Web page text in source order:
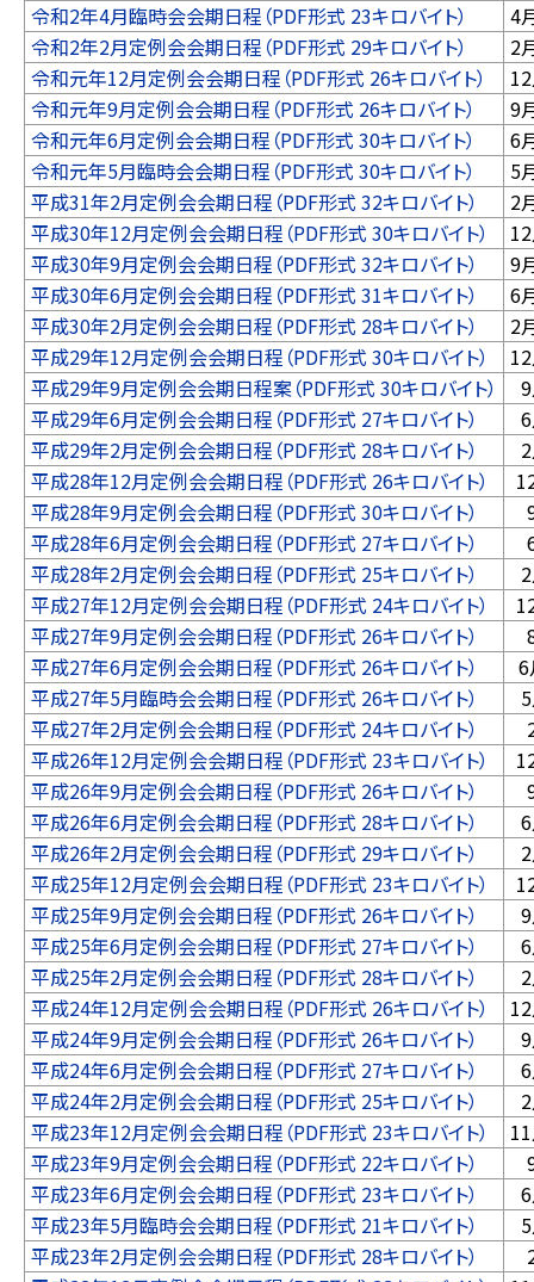
令和2年4月臨時会会期日程（PDF形式 23キロバイト）
4
令和2年2月定例会会期日程（PDF形式 29キロバイト）
2
令和元年12月定例会会期日程（PDF形式 26キロバイト）
令和元年9月定例会会期日程（PDF形式 26キロバイト）
9
令和元年6月定例会会期日程（PDF形式 30キロバイト）
6
令和元年5月臨時会会期日程（PDF形式 30キロバイト）
5
平成31年2月定例会会期日程（PDF形式 32キロバイト）
2
平成30年12月定例会会期日程（PDF形式 30キロバイト）
平成30年9月定例会会期日程（PDF形式 32キロバイト）
9
平成30年6月定例会会期日程（PDF形式 31キロバイト）
6
平成30年2月定例会会期日程（PDF形式 28キロバイト）
2
平成29年12月定例会会期日程（PDF形式 30キロバイト）
平成29年9月定例会会期日程案（PDF形式 30キロバイト）
平成29年6月定例会会期日程（PDF形式 27キロバイト）
平成29年2月定例会会期日程（PDF形式 28キロバイト）
平成28年12月定例会会期日程（PDF形式 26キロバイト）
平成28年9月定例会会期日程（PDF形式 30キロバイト）
平成28年6月定例会会期日程（PDF形式 27キロバイト）
平成28年2月定例会会期日程（PDF形式 25キロバイト）
平成27年12月定例会会期日程（PDF形式 24キロバイト）
平成27年9月定例会会期日程（PDF形式 26キロバイト）
平成27年6月定例会会期日程（PDF形式 26キロバイト）
6
平成27年5月臨時会会期日程（PDF形式 26キロバイト）
平成27年2月定例会会期日程（PDF形式 24キロバイト）
平成26年12月定例会会期日程（PDF形式 23キロバイト）
平成26年9月定例会会期日程（PDF形式 26キロバイト）
平成26年6月定例会会期日程（PDF形式 28キロバイト）
平成26年2月定例会会期日程（PDF形式 29キロバイト）
平成25年12月定例会会期日程（PDF形式 23キロバイト）
平成25年9月定例会会期日程（PDF形式 26キロバイト）
平成25年6月定例会会期日程（PDF形式 27キロバイト）
平成25年2月定例会会期日程（PDF形式 28キロバイト）
平成24年12月定例会会期日程（PDF形式 26キロバイト）
平成24年9月定例会会期日程（PDF形式 26キロバイト）
平成24年6月定例会会期日程（PDF形式 27キロバイト）
平成24年2月定例会会期日程（PDF形式 25キロバイト）
平成23年12月定例会会期日程（PDF形式 23キロバイト）
平成23年9月定例会会期日程（PDF形式 22キロバイト）
平成23年6月定例会会期日程（PDF形式 23キロバイト）
平成23年5月臨時会会期日程（PDF形式 21キロバイト）
平成23年2月定例会会期日程（PDF形式 28キロバイト）